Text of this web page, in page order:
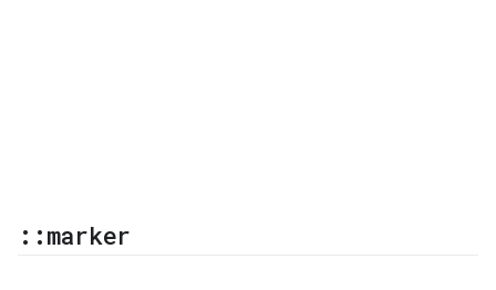
::marker